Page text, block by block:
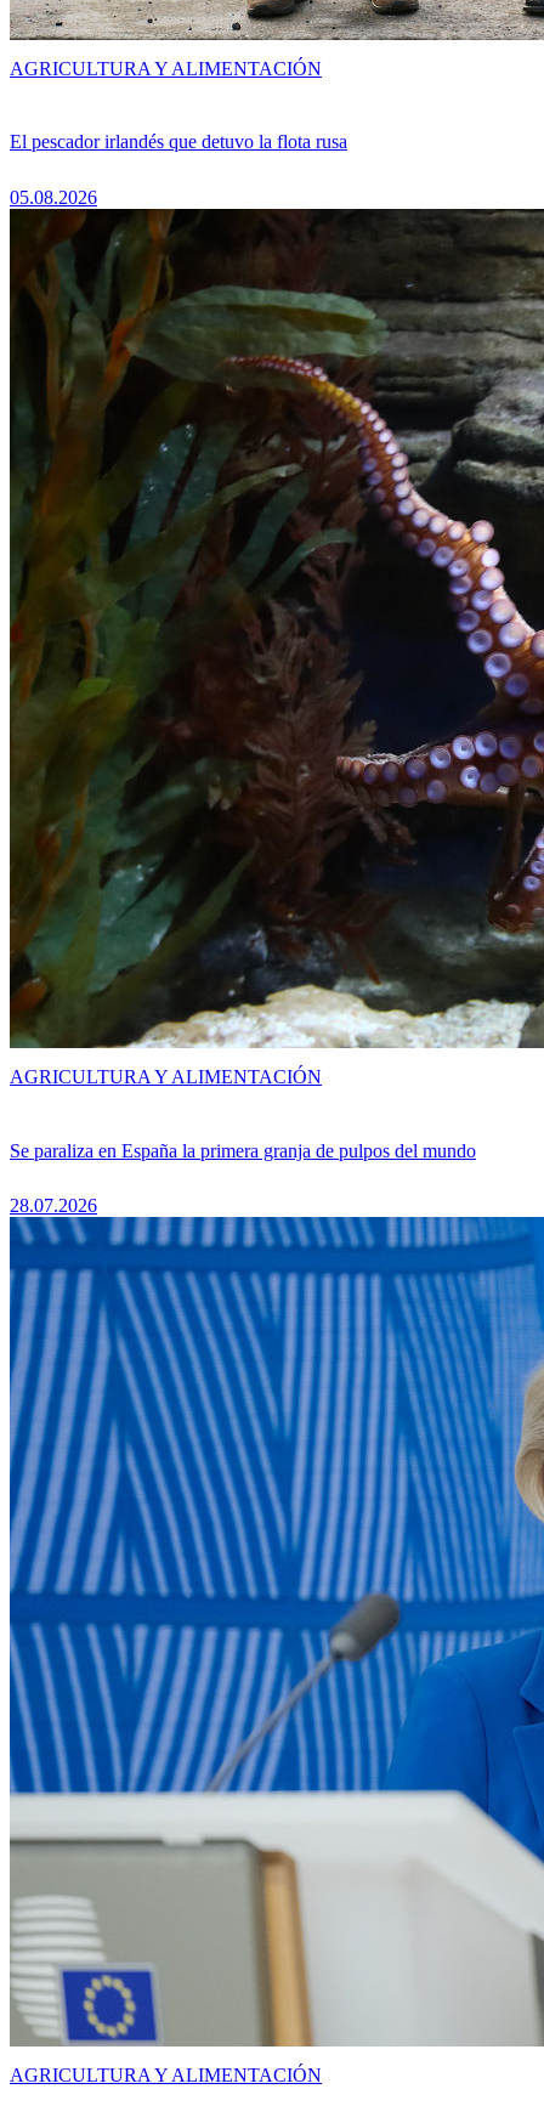
El pescador irlandés que detuvo la flota rusa
05.08.2026
AGRICULTURA Y ALIMENTACIÓN
Se paraliza en España la primera granja de pulpos del mundo
28.07.2026
AGRICULTURA Y ALIMENTACIÓN
AGRICULTURA Y ALIMENTACIÓN